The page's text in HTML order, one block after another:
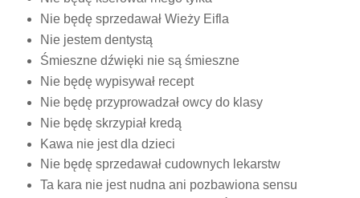
Nie będę sprzedawał Wieży Eifla
Nie jestem dentystą
Śmieszne dźwięki nie są śmieszne
Nie będę wypisywał recept
Nie będę przyprowadzał owcy do klasy
Nie będę skrzypiał kredą
Kawa nie jest dla dzieci
Nie będę sprzedawał cudownych lekarstw
Ta kara nie jest nudna ani pozbawiona sensu